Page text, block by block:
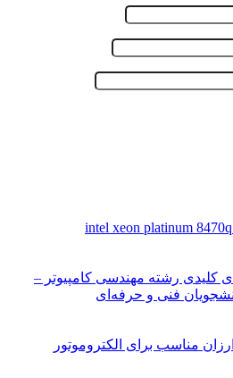
کلیدی رشته مهندسی کامپیوتر –
فنی و حرفه‌ای
مناسب برای الکتروموتور